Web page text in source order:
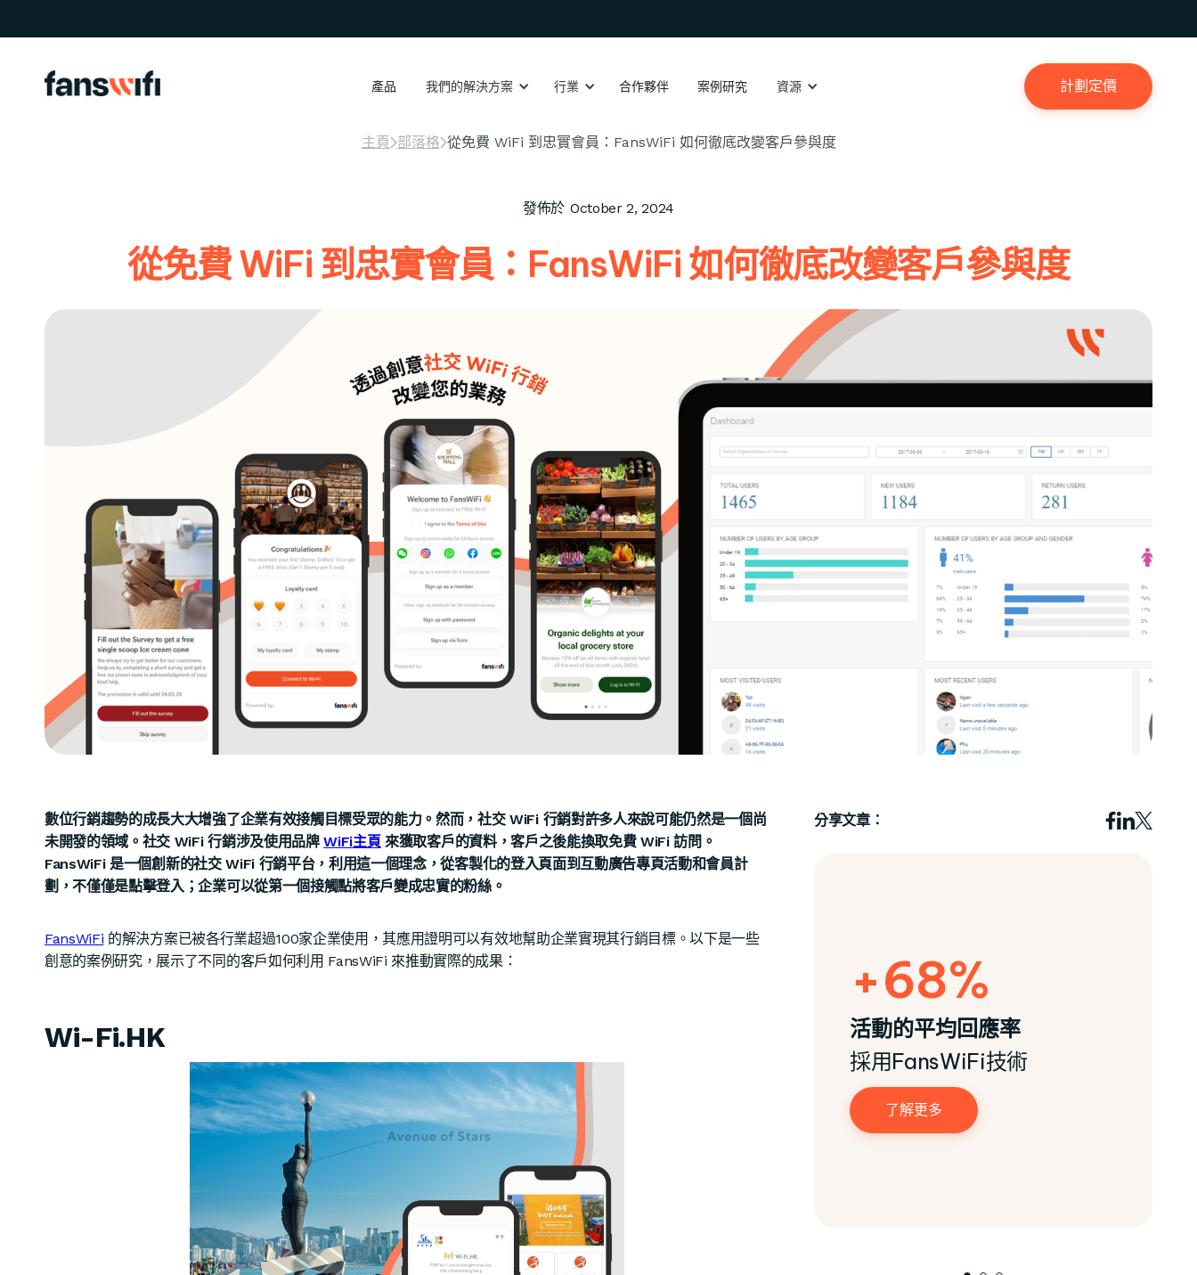
產品 我們的解決方案 行業 合作夥伴 案例研究 資源 計劃定價
主頁 部落格 從免費 WiFi 到忠實會員：FansWiFi 如何徹底改變客戶參與度
發佈於 October 2, 2024
從免費 WiFi 到忠實會員：FansWiFi 如何徹底改變客戶參與度
數位行銷趨勢的成長大大增強了企業有效接觸目標受眾的能力。然而，社交 WiFi 行銷對許多人來說可能仍然是一個尚
未開發的領域。社交 WiFi 行銷涉及使用品牌WiFi主頁來獲取客戶的資料，客戶之後能換取免費 WiFi 訪問。
FansWiFi 是一個創新的社交 WiFi 行銷平台，利用這一個理念，從客製化的登入頁面到互動廣告專頁活動和會員計
劃，不僅僅是點擊登入；企業可以從第一個接觸點將客戶變成忠實的粉絲。
FansWiFi 的解決方案已被各行業超過100家企業使用，其應用證明可以有效地幫助企業實現其行銷目標。以下是一些
創意的案例研究，展示了不同的客戶如何利用 FansWiFi 來推動實際的成果：
Wi-Fi.HK
分享文章：
+68%
活動的平均回應率
採用FansWiFi技術
了解更多